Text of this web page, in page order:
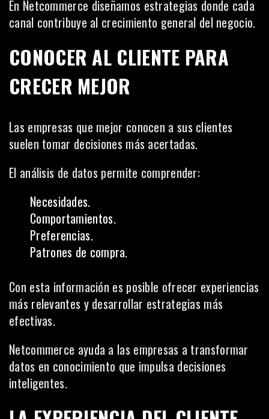
En Netcommerce diseñamos estrategias donde cada
canal contribuye al crecimiento general del negocio.
CONOCER AL CLIENTE PARA
CRECER MEJOR
Las empresas que mejor conocen a sus clientes
suelen tomar decisiones más acertadas.
El análisis de datos permite comprender:
Necesidades.
Comportamientos.
Preferencias.
Patrones de compra.
Con esta información es posible ofrecer experiencias
más relevantes y desarrollar estrategias más
efectivas.
Netcommerce ayuda a las empresas a transformar
datos en conocimiento que impulsa decisiones
inteligentes.